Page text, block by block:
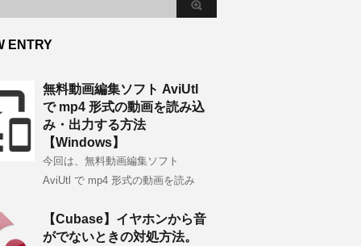
ENTRY
無料動画編集ソフト AviUtl
で mp4 形式の動画を読み込
み・出力する方法
【Windows】
今回は、無料動画編集ソフト
AviUtl で mp4 形式の動画を読み
【Cubase】イヤホンから音
がでないときの対処方法。